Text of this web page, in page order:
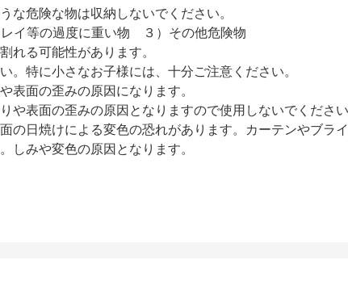
危険な物は収納しないでください。
イ等の過度に重い物 ３）その他危険物
れる可能性があります。
特に小さなお子様には、十分ご注意ください。
面の歪みの原因になります。
や表面の歪みの原因となりますので使用しないでくださ
日焼けによる変色の恐れがあります。カーテンやブラ
みや変色の原因となります。